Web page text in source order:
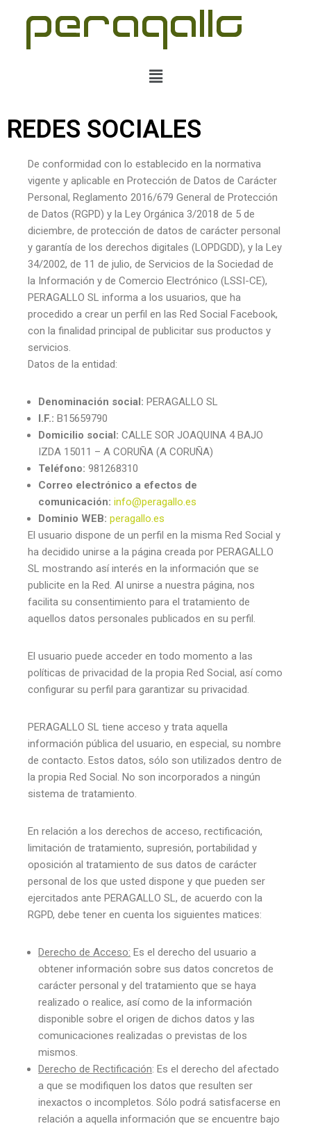
Saltar
REDES SOCIALES
De conformidad con lo establecido en la normativa
vigente y aplicable en Protección de Datos de Carácter
Personal, Reglamento 2016/679 General de Protección
de Datos (RGPD) y la Ley Orgánica 3/2018 de 5 de
diciembre, de protección de datos de carácter personal
y garantía de los derechos digitales (LOPDGDD), y la Ley
34/2002, de 11 de julio, de Servicios de la Sociedad de
la Información y de Comercio Electrónico (LSSI-CE),
PERAGALLO SL informa a los usuarios, que ha
procedido a crear un perfil en las Red Social Facebook,
con la finalidad principal de publicitar sus productos y
servicios.
Datos de la entidad:
Denominación social: PERAGALLO SL
I.F.: B15659790
Domicilio social: CALLE SOR JOAQUINA 4 BAJO
IZDA 15011 – A CORUÑA (A CORUÑA)
Teléfono: 981268310
Correo electrónico a efectos de
comunicación: info@peragallo.es
Dominio WEB: peragallo.es
El usuario dispone de un perfil en la misma Red Social y
ha decidido unirse a la página creada por PERAGALLO
SL mostrando así interés en la información que se
publicite en la Red. Al unirse a nuestra página, nos
facilita su consentimiento para el tratamiento de
aquellos datos personales publicados en su perfil.
El usuario puede acceder en todo momento a las
políticas de privacidad de la propia Red Social, así como
configurar su perfil para garantizar su privacidad.
PERAGALLO SL tiene acceso y trata aquella
información pública del usuario, en especial, su nombre
de contacto. Estos datos, sólo son utilizados dentro de
la propia Red Social. No son incorporados a ningún
sistema de tratamiento.
En relación a los derechos de acceso, rectificación,
limitación de tratamiento, supresión, portabilidad y
oposición al tratamiento de sus datos de carácter
personal de los que usted dispone y que pueden ser
ejercitados ante PERAGALLO SL, de acuerdo con la
RGPD, debe tener en cuenta los siguientes matices:
Derecho de Acceso: Es el derecho del usuario a
obtener información sobre sus datos concretos de
carácter personal y del tratamiento que se haya
realizado o realice, así como de la información
disponible sobre el origen de dichos datos y las
comunicaciones realizadas o previstas de los
mismos.
Derecho de Rectificación: Es el derecho del afectado
a que se modifiquen los datos que resulten ser
inexactos o incompletos. Sólo podrá satisfacerse en
relación a aquella información que se encuentre bajo